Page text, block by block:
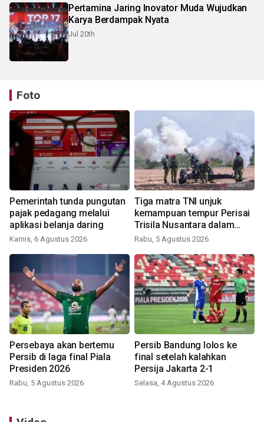
Pertamina Jaring Inovator Muda Wujudkan
Karya Berdampak Nyata
Jul 20th
Foto
Pemerintah tunda pungutan
pajak pedagang melalui
aplikasi belanja daring
Kamis, 6 Agustus 2026
Tiga matra TNI unjuk
kemampuan tempur Perisai
Trisila Nusantara dalam
latihan di Kepri
Rabu, 5 Agustus 2026
Persebaya akan bertemu
Persib di laga final Piala
Presiden 2026
Rabu, 5 Agustus 2026
Persib Bandung lolos ke
final setelah kalahkan
Persija Jakarta 2-1
Selasa, 4 Agustus 2026